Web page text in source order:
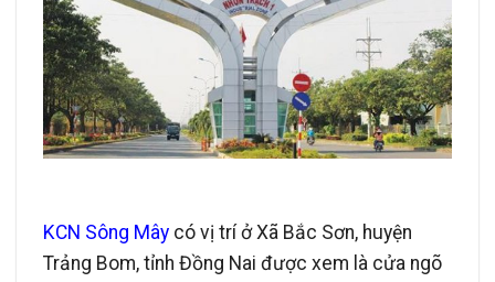
KCN Sông Mây có vị trí ở Xã Bắc Sơn, huyện
Trảng Bom, tỉnh Đồng Nai được xem là cửa ngõ